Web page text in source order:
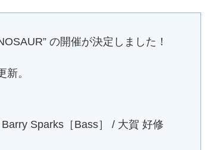
の開催が決定しました！
。
Sparks［Bass］ / 大賀 好修